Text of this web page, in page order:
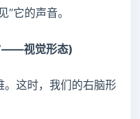
它的声音。
视觉形态)
。这时，我们的右脑形